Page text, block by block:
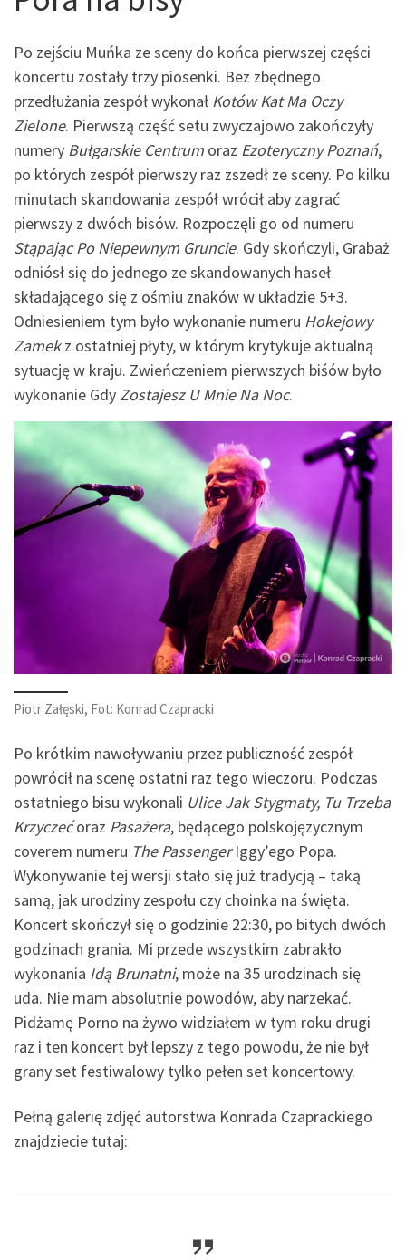
Po zejściu Muńka ze sceny do końca pierwszej części
koncertu zostały trzy piosenki. Bez zbędnego
przedłużania zespół wykonał Kotów Kat Ma Oczy
Zielone. Pierwszą część setu zwyczajowo zakończyły
numery Bułgarskie Centrum oraz Ezoteryczny Poznań,
po których zespół pierwszy raz zszedł ze sceny. Po kilku
minutach skandowania zespół wrócił aby zagrać
pierwszy z dwóch bisów. Rozpoczęli go od numeru
Stąpając Po Niepewnym Gruncie. Gdy skończyli, Grabaż
odniósł się do jednego ze skandowanych haseł
składającego się z ośmiu znaków w układzie 5+3.
Odniesieniem tym było wykonanie numeru Hokejowy
Zamekz ostatniej płyty, w którym krytykuje aktualną
sytuację w kraju. Zwieńczeniem pierwszych biśów było
wykonanie Gdy Zostajesz U Mnie Na Noc.
Piotr Załęski, Fot: Konrad Czapracki
Po krótkim nawoływaniu przez publiczność zespół
powrócił na scenę ostatni raz tego wieczoru. Podczas
ostatniego bisu wykonali Ulice Jak Stygmaty, Tu Trzeba
Krzyczećoraz Pasażera, będącego polskojęzycznym
coverem numeru The PassengerIggy’ego Popa.
Wykonywanie tej wersji stało się już tradycją – taką
samą, jak urodziny zespołu czy choinka na święta.
Koncert skończył się o godzinie 22:30, po bitych dwóch
godzinach grania. Mi przede wszystkim zabrakło
wykonania Idą Brunatni, może na 35 urodzinach się
uda. Nie mam absolutnie powodów, aby narzekać.
Pidżamę Porno na żywo widziałem w tym roku drugi
raz i ten koncert był lepszy z tego powodu, że nie był
grany set festiwalowy tylko pełen set koncertowy.
Pełną galerię zdjęć autorstwa Konrada Czaprackiego
znajdziecie tutaj: